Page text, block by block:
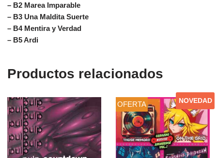
– B2 Marea Imparable
– B3 Una Maldita Suerte
– B4 Mentira y Verdad
– B5 Ardi
Productos relacionados
OFERTA NOVEDAD